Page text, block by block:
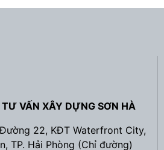
VẤN XÂY DỰNG SƠN HÀ
22, KĐT Waterfront City,
TP. Hải Phòng (Chỉ đường)